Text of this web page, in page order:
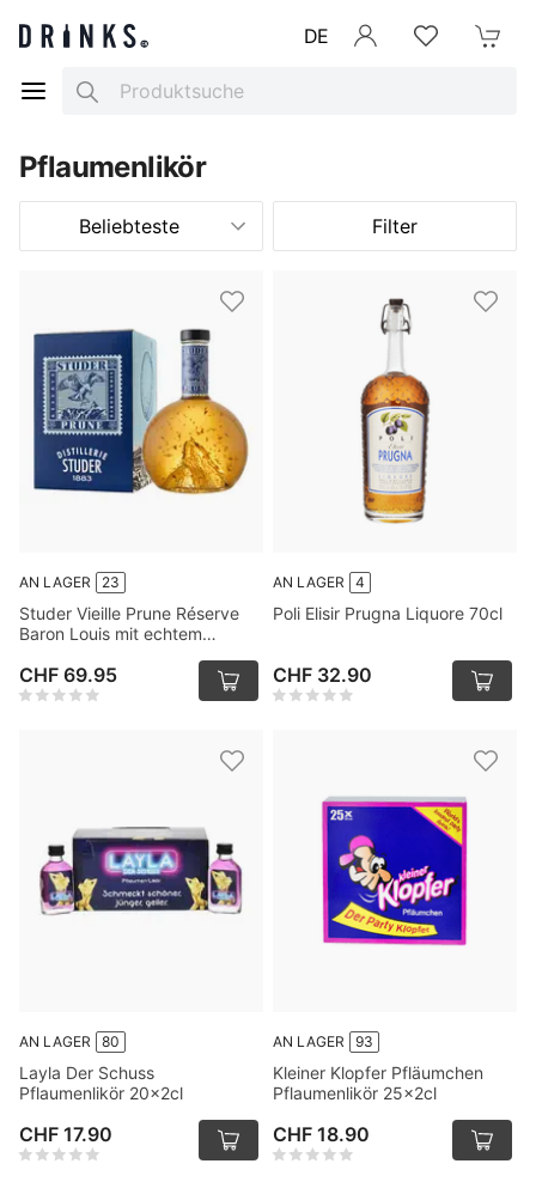
DE
Search
Pflaumenlikör
Beliebteste Filter
AN LAGER 23
Studer Vieille Prune Réserve
Baron Louis mit echtem
CHF 69.95
AN LAGER 4
Poli Elisir Prugna Liquore 70cl
CHF 32.90
AN LAGER 80
Layla Der Schuss
Pflaumenlikör 20x2cl
CHF 17.90
AN LAGER 93
Kleiner Klopfer Pfläumchen
Pflaumenlikör 25x2cl
CHF 18.90